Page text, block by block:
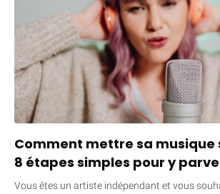
Comment mettre sa musique
8 étapes simples pour y
Vous êtes un artiste indépendant et vous